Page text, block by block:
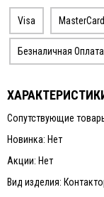
Visa MasterCard
Безналичная Оплата
Сопутствующие
Новинка: Нет
Акции: Нет
Вид изделия: